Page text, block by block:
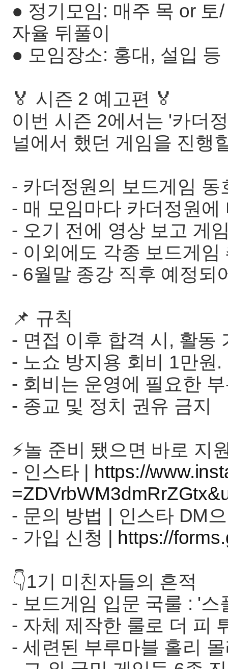
● 정기모임: 매주 목 or
자율 뒤풀이
● 모임장소: 홍대, 설입 등
🏅 시즌 2 예고편 🏅
이번 시즌 2에서는 '카더
널에서 했던 게임을 진행
- 카더정원의 보드게임 동
- 매 모임마다 카더정원
- 오기 전에 영상 보고 게
- 이외에도 각종 보드게임
- 6월말 종강 직후 예정되
📌 규칙
- 면접 이후 합격 시, 활동
- 노쇼 방지용 회비 1만원.
- 회비는 운영에 필요한
- 종교 및 정치 권유 금지
⚡️놀 준비 됐으면 바로 지
- 인스타 |
https://
- 문의 방법 | 인스타 DM
- 가입 신청 |
https://
👇1기 미친자들의 흔적
- 보드게임 입문 국룰 : '스
- 자체 제작한 룰로 더 피
- 세련된 부루마블 홀리